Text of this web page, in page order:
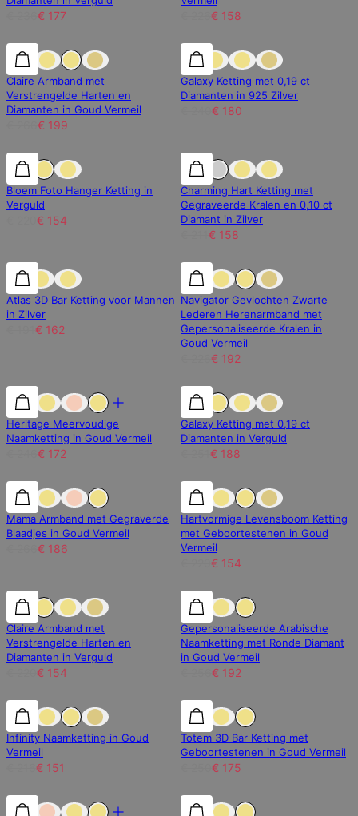
€ 177 € 158
25% korting 25% korting
Claire Armband met
Verstrengelde Harten en
Diamanten in Goud Vermeil
€ 199
Galaxy Ketting met 0,19 ct
Diamanten in 925 Zilver
€ 180
30% korting 30% korting
Bloem Foto Hanger Ketting in
Verguld
€ 154
25% korting
Charming Hart Ketting met
Gegraveerde Kralen en 0,10 ct
Diamant in Zilver
€ 158
15% korting 15% korting
Atlas 3D Bar Ketting voor Mannen
in Zilver
€ 162
15% korting
Navigator Gevlochten Zwarte
Lederen Herenarmband met
Gepersonaliseerde Kralen in
Goud Vermeil
€ 192
30% korting 30% korting
Heritage Meervoudige
Naamketting in Goud Vermeil
€ 172
Galaxy Ketting met 0,19 ct
Diamanten in Verguld
€ 188
30% korting 30% korting
Mama Armband met Gegraverde
Blaadjes in Goud Vermeil
€ 186
30% korting
Hartvormige Levensboom Ketting
met Geboortestenen in Goud
Vermeil
€ 154
30% korting 30% korting
Claire Armband met
Verstrengelde Harten en
Diamanten in Verguld
€ 154
25% korting
Gepersonaliseerde Arabische
Naamketting met Ronde Diamant
in Goud Vermeil
€ 192
30% korting 30% korting
Infinity Naamketting in Goud
Vermeil
€ 151
30% korting
Totem 3D Bar Ketting met
Geboortestenen in Goud Vermeil
€ 175
30% korting 30% korting
Labdiamanten